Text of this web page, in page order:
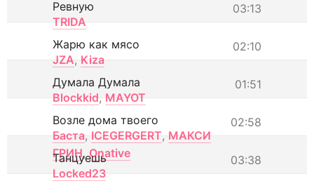
03:13
Ревную
TRIDA
02:10
Жарю как мясо
JZA, Kiza
01:51
Думала Думала
Blockkid, MAYOT
02:58
Возле дома твоего
Баста, ICEGERGERT, МАКСИ
ГРИН, Onative 03:38
Танцуешь
Locked23